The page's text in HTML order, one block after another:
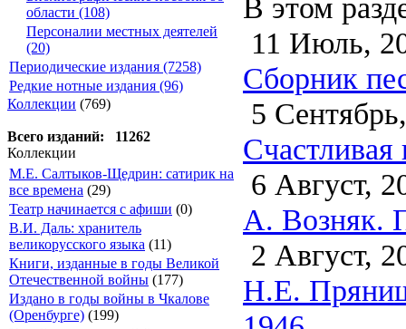
области (108)
Персоналии местных деятелей
(20)
Периодические издания (7258)
Редкие нотные издания (96)
Коллекции (769)
Всего изданий: 11262
Коллекции
М.Е. Салтыков-Щедрин: сатирик на
все времена (29)
Театр начинается с афиши (0)
В.И. Даль: хранитель
великорусского языка (11)
Книги, изданные в годы Великой
Отечественной войны (177)
Издано в годы войны в Чкалове
(Оренбурге) (199)
В этом
11 Июль,
Сборник
5
6 Август,
А. Возняк.
2 Август,
Н.Е.